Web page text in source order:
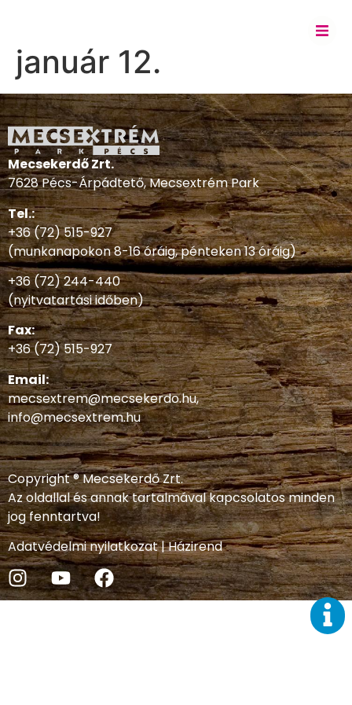
január 12.
Mecsekerdő Zrt.
7628 Pécs-Árpádtető, Mecsextrém Park
Tel.:
+36 (72) 515-927
(munkanapokon 8-16 óráig, pénteken 13 óráig)
+36 (72) 244-440
(nyitvatartási időben)
Fax:
+36 (72) 515-927
Email:
mecsextrem@mecsekerdo.hu,
info@mecsextrem.hu
Copyright ® Mecsekerdő Zrt.
Az oldallal és annak tartalmával kapcsolatos minden
jog fenntartva!
Adatvédelmi nyilatkozat|Házirend